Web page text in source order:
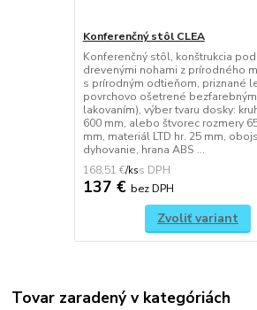
Konferenčný stôl CLEA
Konferenčný stôl, konštrukcia
drevenými nohami z prírodného
s prírodným odtieňom, priznané
povrchovo ošetrené bezfarebným
lakovaním), výber tvaru dosky:
600 mm, alebo štvorec rozmery
mm, materiál LTD hr. 25 mm,
dyhovanie, hrana ABS ...
168,51 €/ks
137 € bez DPH
Zvoliť variant
Tovar zaradený v kategóriách